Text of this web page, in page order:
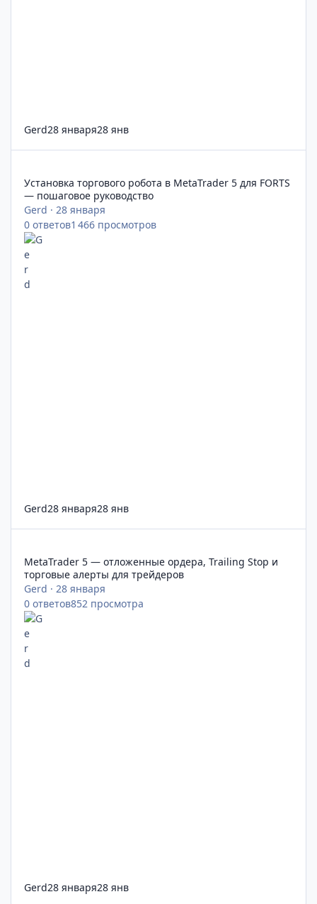
Gerd28 января28 янв
Установка торгового робота в MetaTrader 5 для FORTS
— пошаговое руководство
Gerd · 28 января
0 ответов1 466 просмотров
Gerd28 января28 янв
MetaTrader 5 — отложенные ордера, Trailing Stop и
торговые алерты для трейдеров
Gerd · 28 января
0 ответов852 просмотра
Gerd28 января28 янв